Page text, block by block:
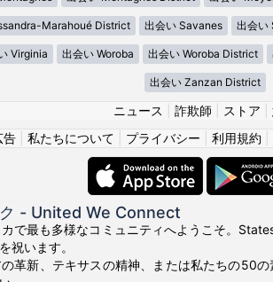
Marahoué District 出会い Savanes 出会い
Virginia 出会い Woroba 出会い Woroba District
出会い Zanzan District
ニュース 詐欺師 ストア
告| 私たちについて プライバシー 利用規約
- United We Connect
で最も多様なコミュニティへようこそ。
祝います。
革新、テキサスの精神、または私たちの50